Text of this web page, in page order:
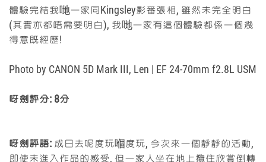
體驗完結我哋一家同Kingsley影番張相, 雖然未完全明白
(其實亦都唔需要明白), 我哋一家有這個體驗都係一個幾
得意既經歷!
Photo by CANON 5D Mark III, Len | EF 24-70mm f2.8L USM
呀劍評分: 8分
呀劍評語: 成日去呢度玩嗰度玩, 今次來一個靜靜的活動,
即使未進入作品的感受, 但一家人坐在地上攬住欣賞倒轉